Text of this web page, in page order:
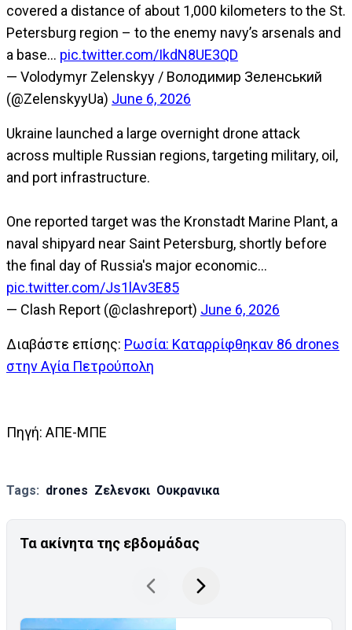
covered a distance of about 1,000 kilometers to the St.
Petersburg region – to the enemy navy’s arsenals and
a base… pic.twitter.com/IkdN8UE3QD
— Volodymyr Zelenskyy / Володимир Зеленський
(@ZelenskyyUa) June 6, 2026
Ukraine launched a large overnight drone attack
across multiple Russian regions, targeting military, oil,
and port infrastructure.
One reported target was the Kronstadt Marine Plant, a
naval shipyard near Saint Petersburg, shortly before
the final day of Russia's major economic…
pic.twitter.com/Js1lAv3E85
— Clash Report (@clashreport) June 6, 2026
Διαβάστε επίσης: Ρωσία: Καταρρίφθηκαν 86 drones
στην Αγία Πετρούπολη
Πηγή: ΑΠΕ-ΜΠΕ
Tags: drones Ζελενσκι Ουκρανικα
Τα ακίνητα της εβδομάδας